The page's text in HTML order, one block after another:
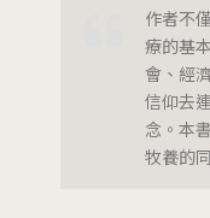
作者不
療的基
會、經
信仰去
念。本
牧養的